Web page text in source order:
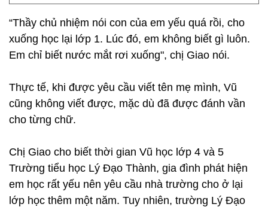
“Thầy chủ nhiệm nói con của em yếu quá rồi, cho
xuống học lại lớp 1. Lúc đó, em không biết gì luôn.
Em chỉ biết nước mắt rơi xuống", chị Giao nói.
Thực tế, khi được yêu cầu viết tên mẹ mình, Vũ
cũng không viết được, mặc dù đã được đánh vần
cho từng chữ.
Chị Giao cho biết thời gian Vũ học lớp 4 và 5
Trường tiểu học Lý Đạo Thành, gia đình phát hiện
em học rất yếu nên yêu cầu nhà trường cho ở lại
lớp học thêm một năm. Tuy nhiên, trường Lý Đạo